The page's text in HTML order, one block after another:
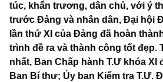
túc, khẩn trương, dân chủ, với ý
trước Đảng và nhân dân, Đại hội
lần thứ XI của Đảng đã hoàn
trình đề ra và thành công tốt đẹp.
nhất, Ban Chấp hành T.Ư khóa XI
Ban Bí thư; Ủy ban Kiểm tra T.Ư.